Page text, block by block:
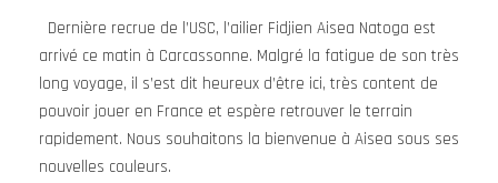
Dernière recrue de l’USC, l’ailier Fidjien Aisea Natoga est
arrivé ce matin à Carcassonne. Malgré la fatigue de son très
long voyage, il s’est dit heureux d’être ici, très content de
pouvoir jouer en France et espère retrouver le terrain
rapidement. Nous souhaitons la bienvenue à Aisea sous ses
nouvelles couleurs.